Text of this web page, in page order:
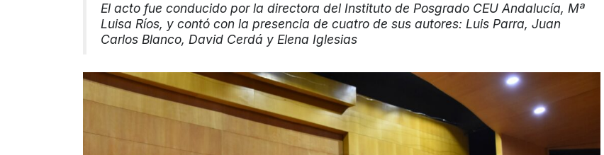
El acto fue conducido por la directora del Instituto de Posgrado CEU Andalucía, Mª
Luisa Ríos, y contó con la presencia de cuatro de sus autores: Luis Parra, Juan
Carlos Blanco, David Cerdá y Elena Iglesias